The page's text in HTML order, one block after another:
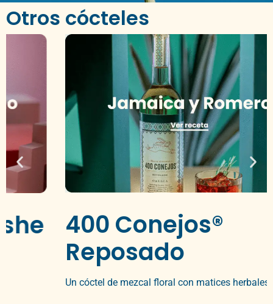
Otros cócteles
400 Conejos®
Reposado
Un cóctel de mezcal floral con matices herbales.